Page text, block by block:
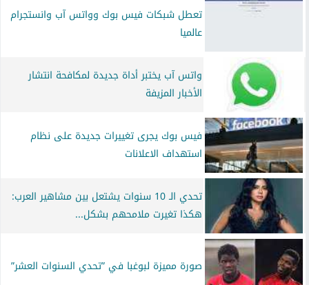
تعطل شبكات فيس بوك وواتس آب وانستجرام
عالميا
واتس آب يختبر أداة جديدة لمكافحة انتشار
الأخبار المزيفة
فيس بوك يجرى تغييرات جديدة على نظام
استهداف الاعلانات
تحدي الـ 10 سنوات يشتعل بين مشاهير العرب:
هكذا تغيرت ملامحهم بشكل...
صورة مميزة لبوغبا في ”تحدي السنوات العشر”